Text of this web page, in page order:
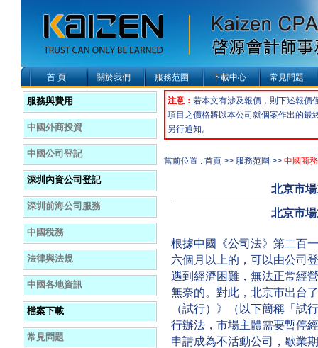
首 頁 關於我們 服務范圍 下載中心 常見問題
服務與費用
中國外商投資
中國公司登記
深圳內資公司登記
深圳前海公司服務
中國稅務
法律與法規
中國各地資訊
檔案下載
常見問題
注意： 若本文有涉及報價，則下述報價
項目之價格將以本公司就個案作出的最
另行通知。
當前位置 : 首頁 >> 服務范圍 >> 中國商
北京市
北京市
根據中國《公司法》第二百
六個月以上的，可以由公司
遇到經濟困難，無法正常經
無奈的。對此，北京市出台
（試行）》（以下簡稱「試
行辦法，市場主體需要暫停
申請成為不活動公司，歇業